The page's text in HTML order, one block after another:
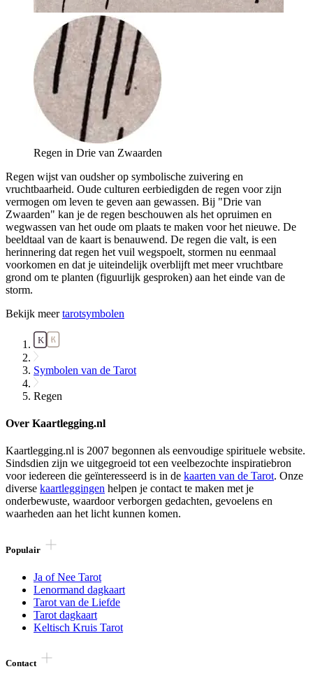
Regen in Drie van Zwaarden
Regen wijst van oudsher op symbolische zuivering en
vruchtbaarheid. Oude culturen eerbiedigden de regen voor zijn
vermogen om leven te geven aan gewassen. Bij "Drie van
Zwaarden" kan je de regen beschouwen als het opruimen en
wegwassen van het oude om plaats te maken voor het nieuwe. De
beeldtaal van de kaart is benauwend. De regen die valt, is een
herinnering dat regen het vuil wegspoelt, stormen nu eenmaal
voorkomen en dat je uiteindelijk overblijft met meer vruchtbare
grond om te planten (figuurlijk gesproken) aan het einde van de
storm.
Bekijk meertarotsymbolen
Symbolen van de Tarot
Regen
Over Kaartlegging.nl
Kaartlegging.nl is 2007 begonnen als eenvoudige spirituele website.
Sindsdien zijn we uitgegroeid tot een veelbezochte inspiratiebron
voor iedereen die geïnteresseerd is in de kaarten van de Tarot. Onze
diverse kaartleggingen helpen je contact te maken met je
onderbewuste, waardoor verborgen gedachten, gevoelens en
waarheden aan het licht kunnen komen.
Populair
Ja of Nee Tarot
Lenormand dagkaart
Tarot van de Liefde
Tarot dagkaart
Keltisch Kruis Tarot
Contact